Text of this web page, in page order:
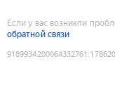
Если у вас возникли
обратной связи
9189934200064332761 :